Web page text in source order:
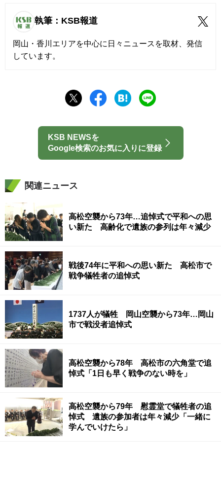
執筆：KSB報道
岡山・香川エリアを中心に日々ニュースを取材、発信
しています。
KSB NEWSを
Google検索のお気に入りに登録
関連ニュース
高松空襲から73年…追悼式で平和への思
い新た 高齢化で遺族の参列は年々減少
戦後74年に平和への思い新た 高松市で
戦争犠牲者の追悼式
1737人が犠牲 岡山空襲から73年…岡山
市で戦没者追悼式
高松空襲から78年 高松市の六角堂で追
悼式「1日も早く戦争のない時を」
高松空襲から79年 慰霊堂で犠牲者の追
悼式 遺族の参加者は年々減少「一緒に
学んでいけたら」